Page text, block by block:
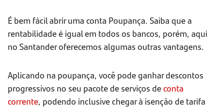
É bem fácil abrir uma conta Poupança. Saiba que a
rentabilidade é igual em todos os bancos, porém, aqui
no Santander oferecemos algumas outras vantagens.
Aplicando na poupança, você pode ganhar descontos
progressivos no seu pacote de serviços deconta
corrente, podendo inclusive chegar à isenção de tarifa